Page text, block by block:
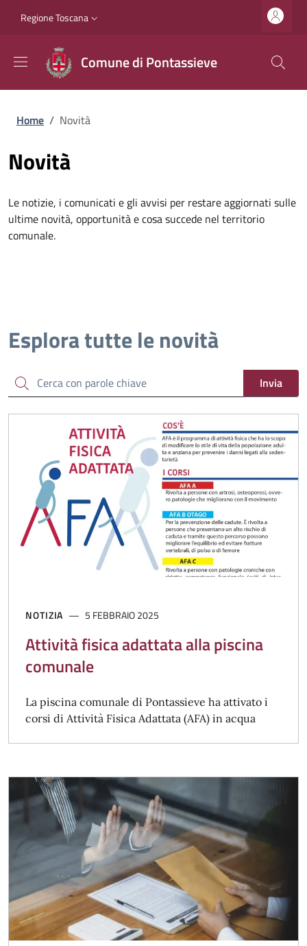
Slim top
Regione Toscana
Comune di Pontassieve
Briciole di pane
Home / Novità
Novità
Le notizie, i comunicati e gli avvisi per restare aggiornati sulle
ultime novità, opportunità e cosa succede nel territorio
comunale.
Esplora tutte le novità
Cerca Invia
NOTIZIA 5 FEBBRAIO 2025
Attività fisica adattata alla piscina
comunale
La piscina comunale di Pontassieve ha attivato i
corsi di Attività Fisica Adattata (AFA) in acqua